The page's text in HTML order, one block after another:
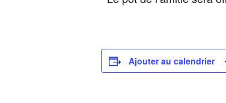
Ajouter au calendrier